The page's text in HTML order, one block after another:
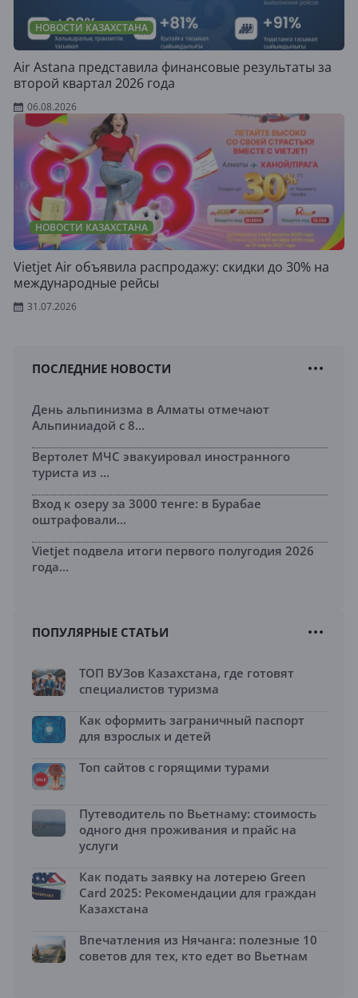
НОВОСТИ КАЗАХСТАНА
Air Astana представила финансовые результаты за
второй квартал 2026 года
06.08.2026
НОВОСТИ КАЗАХСТАНА
Vietjet Air объявила распродажу: скидки до 30% на
международные рейсы
31.07.2026
ПОСЛЕДНИЕ НОВОСТИ
День альпинизма в Алматы отмечают
Альпиниадой с 8...
Вертолет МЧС эвакуировал иностранного
туриста из ...
Вход к озеру за 3000 тенге: в Бурабае
оштрафовали...
Vietjet подвела итоги первого полугодия 2026
года...
ПОПУЛЯРНЫЕ СТАТЬИ
ТОП ВУЗов Казахстана, где готовят
специалистов туризма
Как оформить заграничный паспорт
для взрослых и детей
Топ сайтов с горящими турами
Путеводитель по Вьетнаму: стоимость
одного дня проживания и прайс на
услуги
Как подать заявку на лотерею Green
Card 2025: Рекомендации для граждан
Казахстана
Впечатления из Нячанга: полезные 10
советов для тех, кто едет во Вьетнам